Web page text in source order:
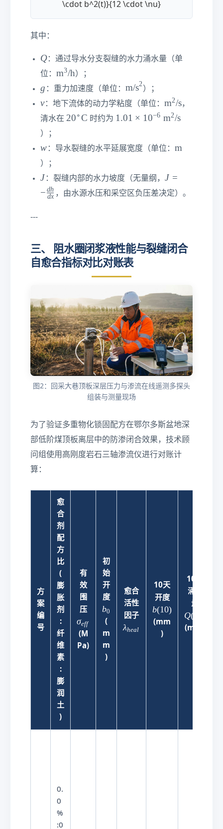
{
a}
\c
\t
e
xt
\cdot b^2(t)}{12 \cdot \nu}
其中：
Q
Q：通过导水分支裂缝的水力涌水量（单
位： \t
e
xt
{
m
3\
xt
h
m3/h）；
g
g ：重力加速度（单位： \t
e
xt
{
/s
}
m/s2
）；
\
n
u
ν ：地下流体的动力学粘度（单位：\t
m
2\
te
m2/s，
清水在 2
\c
c\
x
}
20 ∘ C 时约为 1.
ti
es
0
}\
te
xt
{
^
2\
te
xt
{/
s
}
1.01 × 10−6 m2/s
）；
w
w ：导水裂缝的水平延展宽度（单位： \t
{
m
m
）；
J
J ：裂缝内部的水力坡度（无量纲， J
=
-
c
{
}
d
x
}
J =
− dx
dh ，由水源水压和采空区负压差决定）。
---
三、 阻水圈闭浆液性能与裂缝闭合
自愈合指标对比对账表
图2：回采大巷顶板深层压力与渗流在线遥测多探头
组装与测量现场
为了验证多重物化锁固配方在鄂尔多斯盆地深
部低阶煤顶板离层中的防渗闭合效果，技术顾
问组使用高刚度岩石三轴渗流仪进行对账计
算：
方
案
编
号
愈
合
剂
配
方
比
(
膨
胀
剂
:
纤
维
素
:
膨
润
土
)
有
效
围
压σ
_
{
e
σeff
(M
Pa)
初
始
开
度
b
_
0
b0
(
m
m
)
愈合
活性
因子
λheal
10天
开度b
(
1
b(10)
(mm
)
10天
涌水
量
Q(
(m³/h
0.
0
%
:0